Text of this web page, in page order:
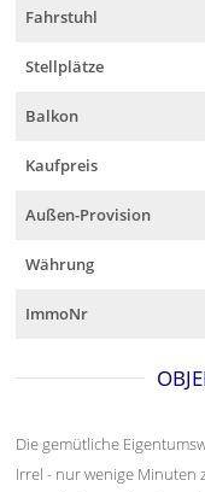
Fahrstuhl
Stellplätze
Balkon
Kaufpreis
Außen-Provision
Währung
ImmoNr
Die gemütliche
Irrel - nur wenige